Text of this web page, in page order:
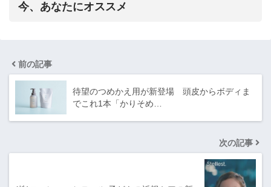
今、あなたにオススメ
前の記事
待望のつめかえ用が新登場 頭皮からボディま
でこれ1本「かりそめ…
次の記事